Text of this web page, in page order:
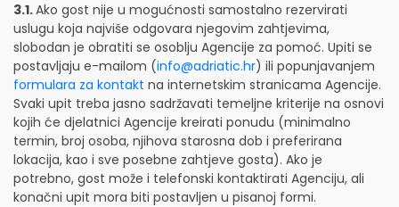
3.1.Ako gost nije u mogućnosti samostalno rezervirati
uslugu koja najviše odgovara njegovim zahtjevima,
slobodan je obratiti se osoblju Agencije za pomoć. Upiti se
postavljaju e-mailom (info@adriatic.hr) ili popunjavanjem
formulara za kontakt na internetskim stranicama Agencije.
Svaki upit treba jasno sadržavati temeljne kriterije na osnovi
kojih će djelatnici Agencije kreirati ponudu (minimalno
termin, broj osoba, njihova starosna dob i preferirana
lokacija, kao i sve posebne zahtjeve gosta). Ako je
potrebno, gost može i telefonski kontaktirati Agenciju, ali
konačni upit mora biti postavljen u pisanoj formi.